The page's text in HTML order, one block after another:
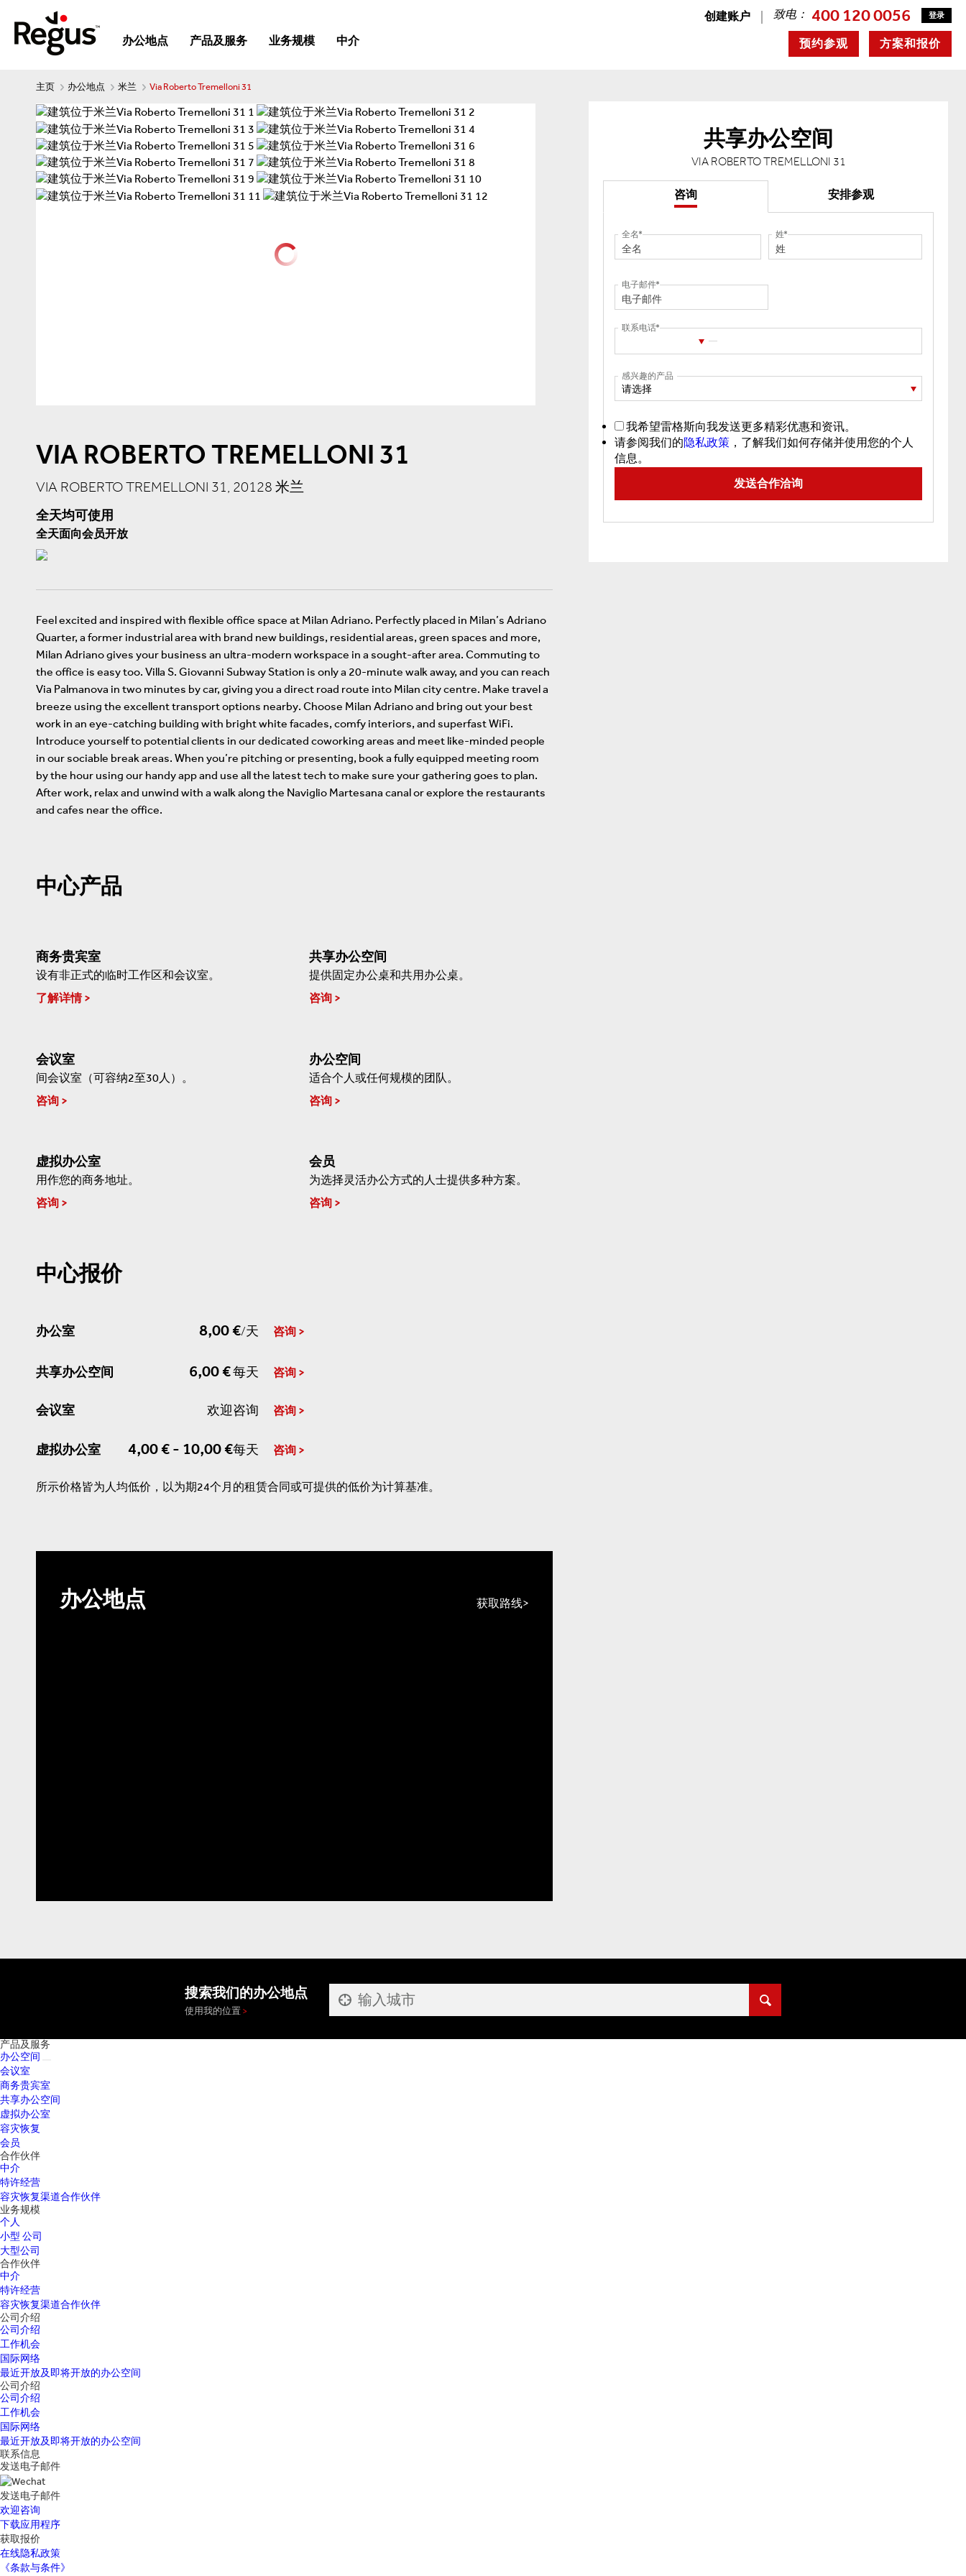
创建账户 致电： 400 120 0056 登录
方案和报价
预约参观
办公地点 产品及服务 业务规模 中介
主页 办公地点 米兰 Via Roberto Tremelloni 31
VIA ROBERTO TREMELLONI 31
VIA ROBERTO TREMELLONI 31, 20128 米兰
全天均可使用
全天面向会员开放
Feel excited and inspired with flexible office space at Milan Adriano. Perfectly placed in Milan’s Adriano
Quarter, a former industrial area with brand new buildings, residential areas, green spaces and more,
Milan Adriano gives your business an ultra-modern workspace in a sought-after area. Commuting to
the office is easy too. Villa S. Giovanni Subway Station is only a 20-minute walk away, and you can reach
Via Palmanova in two minutes by car, giving you a direct road route into Milan city centre. Make travel a
breeze using the excellent transport options nearby. Choose Milan Adriano and bring out your best
work in an eye-catching building with bright white facades, comfy interiors, and superfast WiFi.
Introduce yourself to potential clients in our dedicated coworking areas and meet like-minded people
in our sociable break areas. When you’re pitching or presenting, book a fully equipped meeting room
by the hour using our handy app and use all the latest tech to make sure your gathering goes to plan.
After work, relax and unwind with a walk along the Naviglio Martesana canal or explore the restaurants
and cafes near the office.
中心产品
商务贵宾室
设有非正式的临时工作区和会议室。
了解详情
共享办公空间
提供固定办公桌和共用办公桌。
咨询
会议室
间会议室（可容纳2至30人）。
咨询
办公空间
适合个人或任何规模的团队。
咨询
虚拟办公室
用作您的商务地址。
咨询
会员
为选择灵活办公方式的人士提供多种方案。
咨询
中心报价
办公室 8,00 €/天 咨询
共享办公空间 6,00 €每天 咨询
会议室 欢迎咨询 咨询
虚拟办公室 4,00 € - 10,00 €每天 咨询
所示价格皆为人均低价，以为期24个月的租赁合同或可提供的低价为计算基准。
办公地点 获取路线
共享办公空间
VIA ROBERTO TREMELLONI 31
咨询 安排参观
全名 姓
电子邮件
联系电话
感兴趣的产品
请选择
我希望雷格斯向我发送更多精彩优惠和资讯。
请参阅我们的隐私政策 ，了解我们如何存储并使用您的个人
信息。
搜索我们的办公地点
使用我的位置
产品及服务
办公空间
会议室
商务贵宾室
共享办公空间
虚拟办公室
容灾恢复
会员
合作伙伴
中介
特许经营
容灾恢复渠道合作伙伴
业务规模
个人
小型 公司
大型公司
合作伙伴
中介
特许经营
容灾恢复渠道合作伙伴
公司介绍
公司介绍
工作机会
国际网络
最近开放及即将开放的办公空间
公司介绍
公司介绍
工作机会
国际网络
最近开放及即将开放的办公空间
联系信息
发送电子邮件
发送电子邮件
欢迎咨询
下载应用程序
获取报价
在线隐私政策
《条款与条件》